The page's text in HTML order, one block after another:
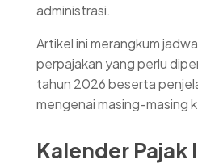
administrasi.
Artikel ini merangkum
perpajakan yang perlu
tahun 2026 beserta
mengenai masing-masing
Kalender Pajak